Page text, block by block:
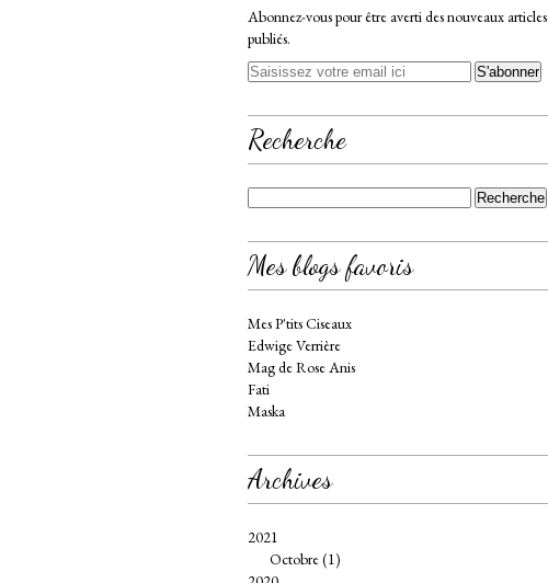
Abonnez-vous pour être averti des nouveaux articles
publiés.
Recherche
Mes blogs favoris
Mes P'tits Ciseaux
Edwige Verrière
Mag de Rose Anis
Fati
Maska
Archives
2021
Octobre(1)